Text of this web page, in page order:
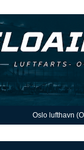
Oslo lufthavn